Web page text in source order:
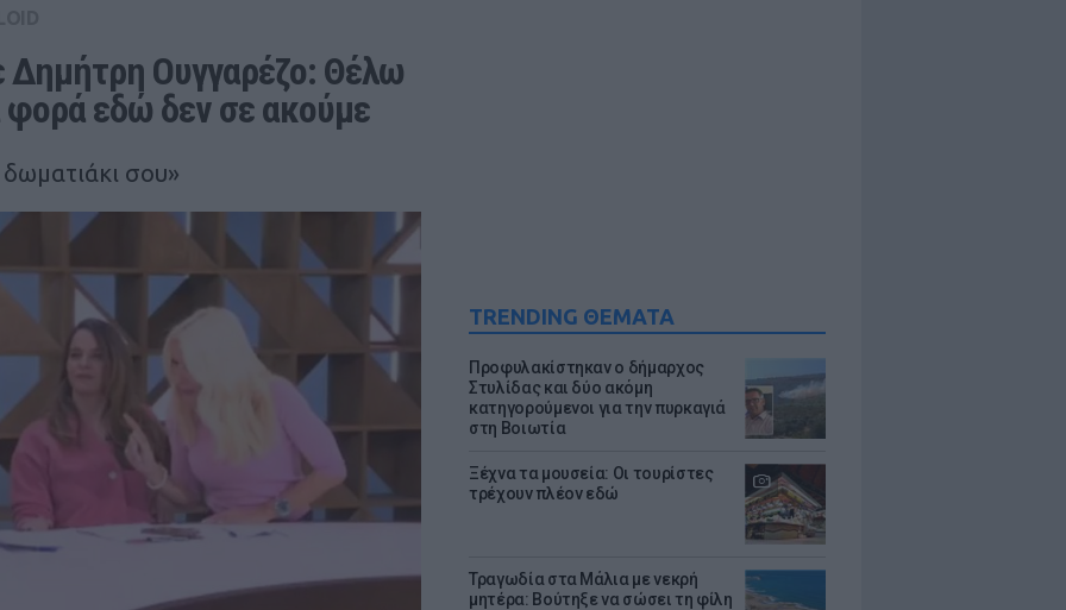
TRENDING ΘΕΜΑΤΑ
Προφυλακίστηκαν ο δήμαρχος
Στυλίδας και δύο ακόμη
κατηγορούμενοι για την πυρκαγιά
στη Βοιωτία
Ξέχνα τα μουσεία: Οι τουρίστες
τρέχουν πλέον εδώ
Τραγωδία στα Μάλια με νεκρή
μητέρα: Βούτηξε να σώσει τη φίλη
Δημήτρη Ουγγαρέζο: Θέλω
φορά εδώ δεν σε ακούμε
σου»